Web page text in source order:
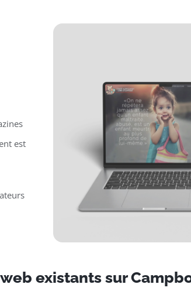
est
existants sur